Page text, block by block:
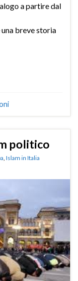
a partire dal
breve storia
politico
Islam in Italia